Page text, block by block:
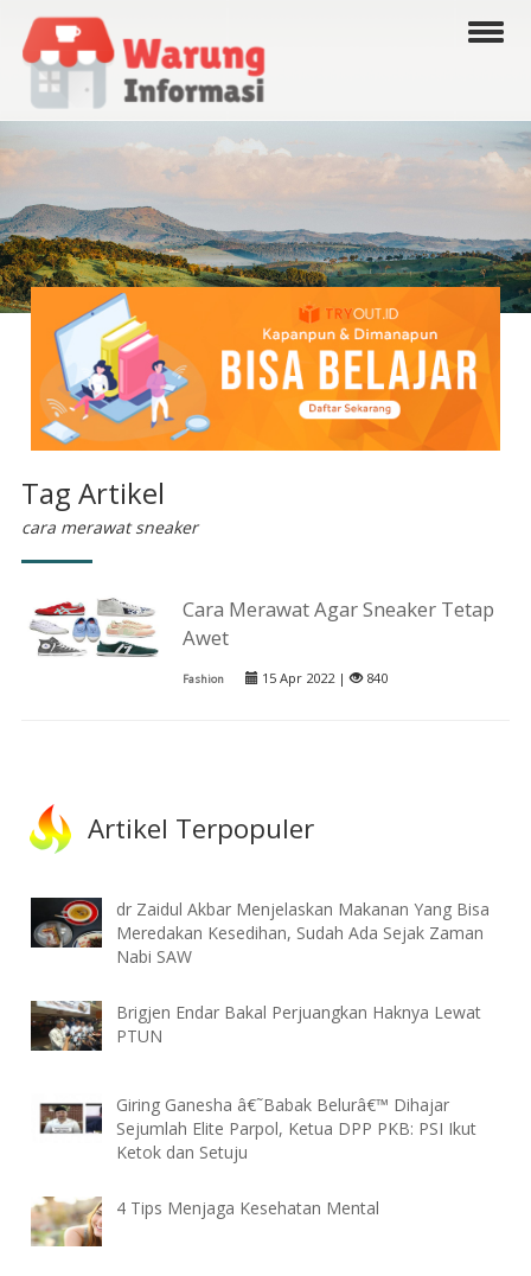
Tag Artikel
cara merawat sneaker
Cara Merawat Agar Sneaker Tetap
Awet
Fashion 15 Apr 2022 | 840
Artikel Terpopuler
dr Zaidul Akbar Menjelaskan Makanan Yang Bisa
Meredakan Kesedihan, Sudah Ada Sejak Zaman
Nabi SAW
Brigjen Endar Bakal Perjuangkan Haknya Lewat
PTUN
Giring Ganesha â€˜Babak Belurâ€™ Dihajar
Sejumlah Elite Parpol, Ketua DPP PKB: PSI Ikut
Ketok dan Setuju
4 Tips Menjaga Kesehatan Mental